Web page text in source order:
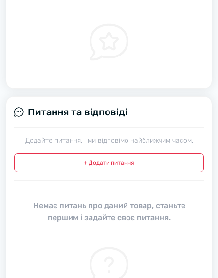
Питання та відповіді
Додайте питання, і ми відповімо найближчим часом.
+ Додати питання
Немає питань про даний товар, станьте
першим і задайте своє питання.